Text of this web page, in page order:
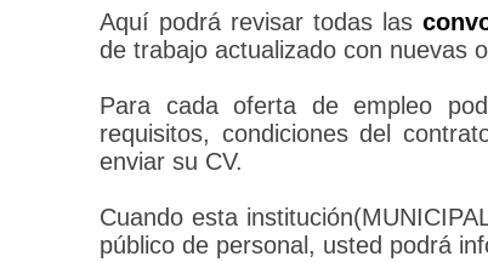
Aquí podrá revisar todas las
de trabajo actualizado con nuevas
Para cada oferta de empleo
requisitos, condiciones del
enviar su CV.
Cuando esta
público de personal, usted podrá